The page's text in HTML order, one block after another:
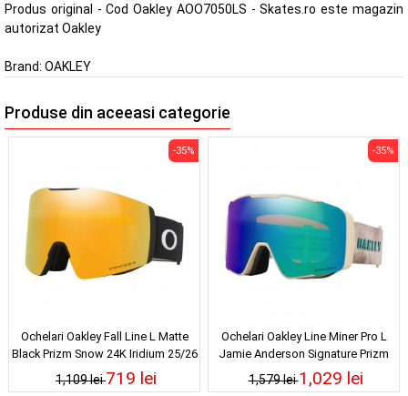
Produs original - Cod Oakley AOO7050LS - Skates.ro este magazin
autorizat Oakley
Brand: OAKLEY
Produse din aceeasi categorie
Ochelari Oakley Fall Line L Matte
Black Prizm Snow 24K Iridium 25/26
1,109 lei
-35%
719 lei
Ochelari Oakley Line Miner Pro L
Jamie Anderson Signature Prizm
Snow Argon Iridium 25/26
1,579 lei
-35%
1,029 lei